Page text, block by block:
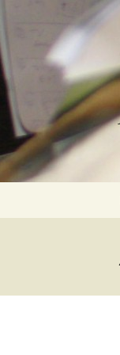
springen